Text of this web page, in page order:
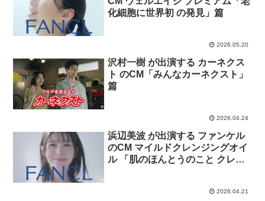
化細胞に世界初 の発見」篇
2026.05.20
沢村一樹 が出演する カーネクス
ト のCM「みんなカーネクスト」
篇
2026.04.24
浜辺美波 が出演する ファンケル
のCM マイルドクレンジングオイ
ル 「肌のほんとうのこと クレン
2026.04.21